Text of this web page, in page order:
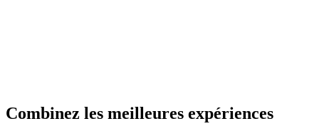
Combinez les meilleures expériences